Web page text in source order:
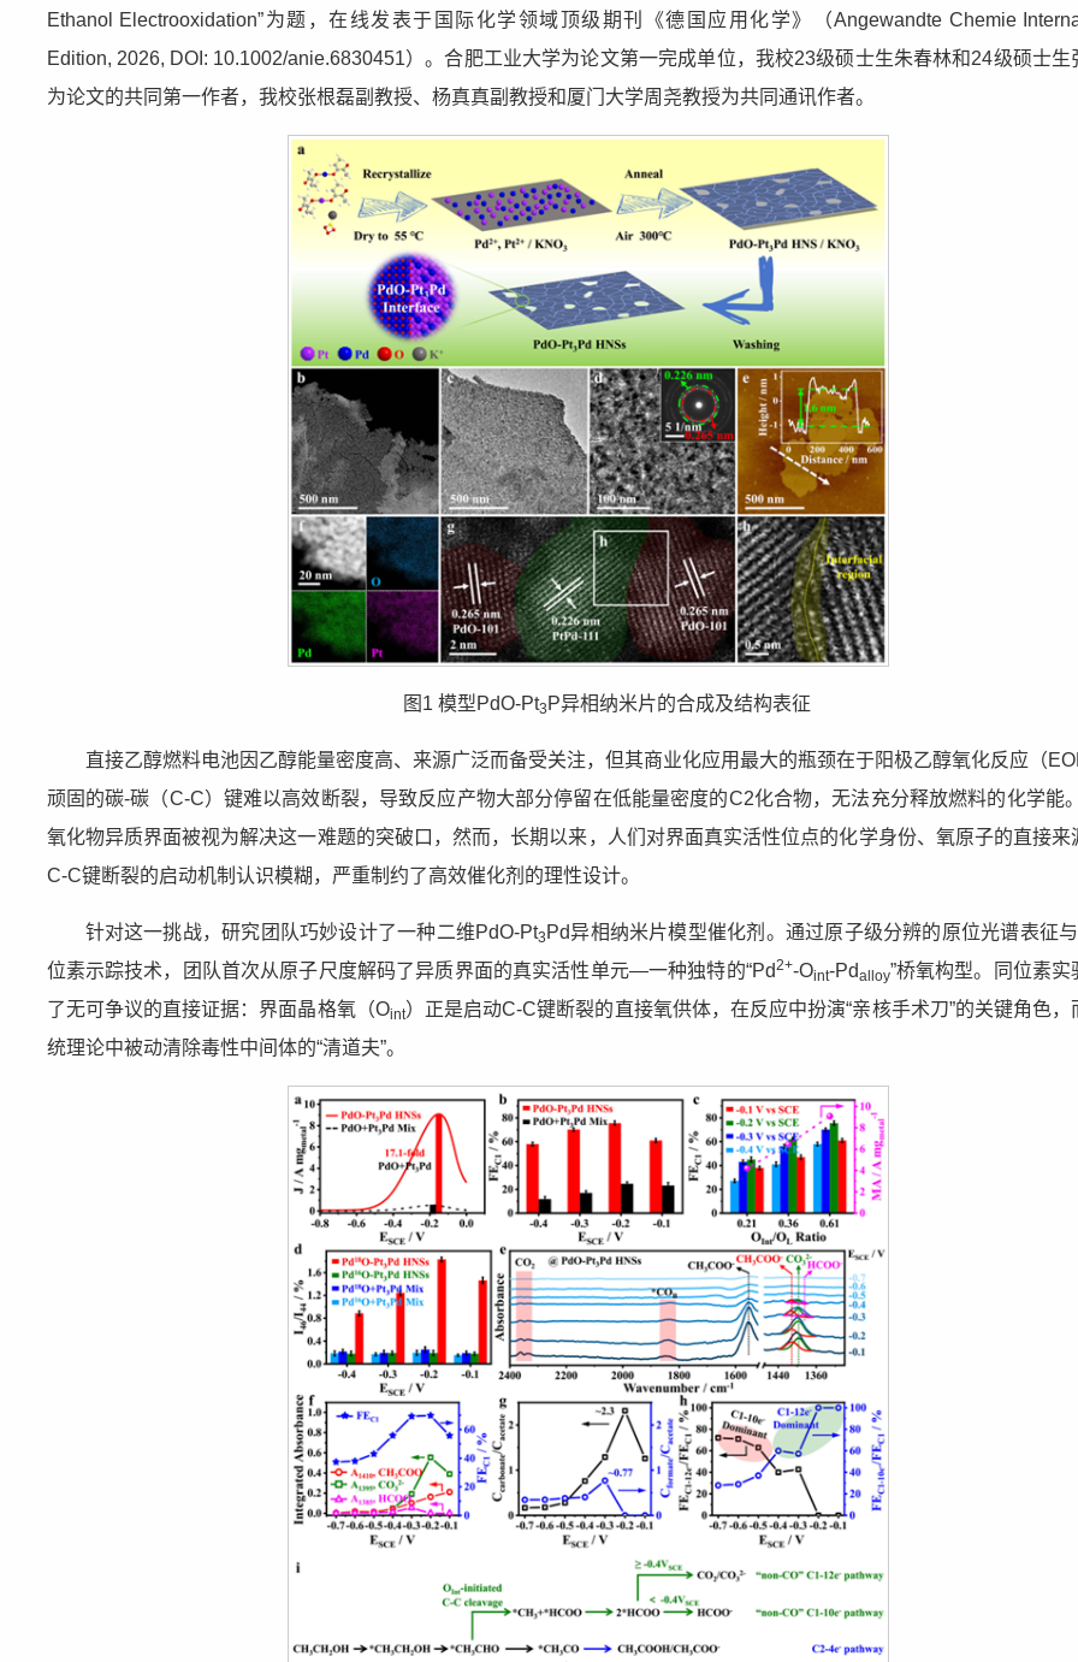
Ethanol Electrooxidation”为题，在线发表于国际化学领域顶级期刊《德国应用化学》（Angewandte Chemie
Edition, 2026, DOI: 10.1002/anie.6830451）。合肥工业大学为论文第一完成单位，我校23级硕士生朱春林和24级硕士生
为论文的共同第一作者，我校张根磊副教授、杨真真副教授和厦门大学周尧教授为共同通讯作者。
图1 模型PdO-Pt3 P异相纳米片的合成及结构表征
直接乙醇燃料电池因乙醇能量密度高、来源广泛而备受关注，但其商业化应用最大的瓶颈在于阳极乙醇氧化反应（
顽固的碳-碳（C-C）键难以高效断裂，导致反应产物大部分停留在低能量密度的C2化合物，无法充分释放燃料的化学能
氧化物异质界面被视为解决这一难题的突破口，然而，长期以来，人们对界面真实活性位点的化学身份、氧原子的直接来
C-C键断裂的启动机制认识模糊，严重制约了高效催化剂的理性设计。
针对这一挑战，研究团队巧妙设计了一种二维PdO-Pt3 Pd异相纳米片模型催化剂。通过原子级分辨的原位光谱表征
位素示踪技术，团队首次从原子尺度解码了异质界面的真实活性单元—一种独特的“Pd2+-Oint-Pdalloy”桥氧构型。同位素实
了无可争议的直接证据：界面晶格氧（Oint）正是启动C-C键断裂的直接氧供体，在反应中扮演“亲核手术刀”的关键角色，
统理论中被动清除毒性中间体的“清道夫”。